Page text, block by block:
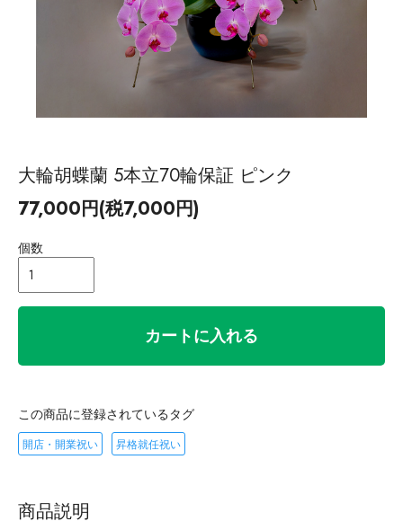
大輪胡蝶蘭 5本立70輪保証 ピンク
77,000円(税7,000円)
個数
カートに入れる
この商品に登録されているタグ
開店・開業祝い 昇格就任祝い
商品説明